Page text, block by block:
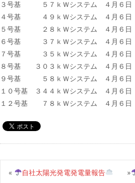
３号基 ５７ｋＷシステム ４月６日
４号基 ４９ｋＷシステム ４月６日
５号基 ２８ｋＷシステム ４月６日
６号基 ３７ｋＷシステム ４月６日
７号基 ３５ｋＷシステム ４月６日
８号基 ３０３ｋＷシステム ４月６日
９号基 ５８ｋＷシステム ４月６日
１０号基 ３４４ｋＷシステム ４月６日
１２号基 ７８ｋＷシステム ４月６日
« 自社太陽光発電発電量報告 »